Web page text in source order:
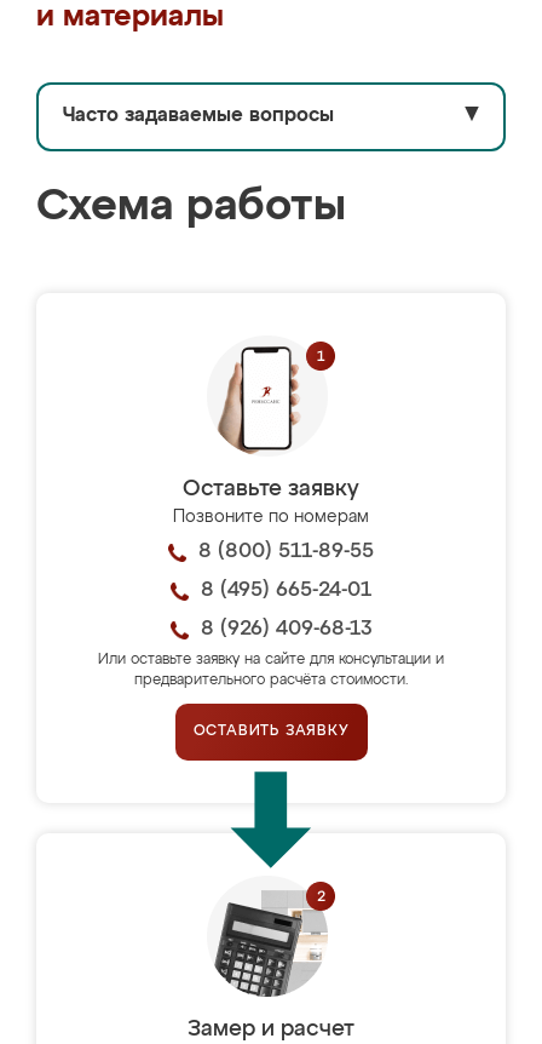
и материалы
Часто задаваемые вопросы ▼
Схема работы
Оставьте заявку
Позвоните по номерам
8 (800) 511-89-55
8 (495) 665-24-01
8 (926) 409-68-13
Или оставьте заявку на сайте для консультации и
предварительного расчёта стоимости.
ОСТАВИТЬ ЗАЯВКУ
Замер и расчет